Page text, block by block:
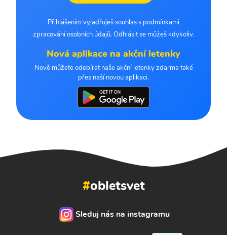
Přihlášením vyjadřuješ souhlas s podmínkami
zpracování osobních údajů. Odhlásit se můžeš kdykoliv.
Nová aplikace na akční letenky
Nově můžete odebírat naše akční letenky zdarma také
přes naší novou aplikaci.
#obletsvet
Sleduj nás na instagramu